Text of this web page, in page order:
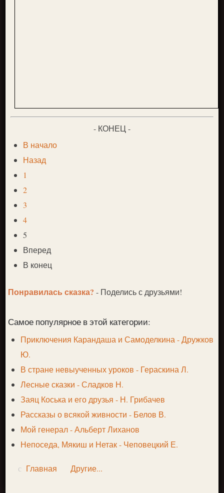
- КОНЕЦ -
В начало
Назад
1
2
3
4
5
Вперед
В конец
Понравилась сказка?- Поделись с друзьями!
Самое популярное в этой категории:
Приключения Карандаша и Самоделкина - Дружков
Ю.
В стране невыученных уроков - Гераскина Л.
Лесные сказки - Сладков Н.
Заяц Коська и его друзья - Н. Грибачев
Рассказы о всякой живности - Белов В.
Мой генерал - Альберт Лиханов
Непоседа, Мякиш и Нетак - Чеповецкий Е.
Главная Другие...